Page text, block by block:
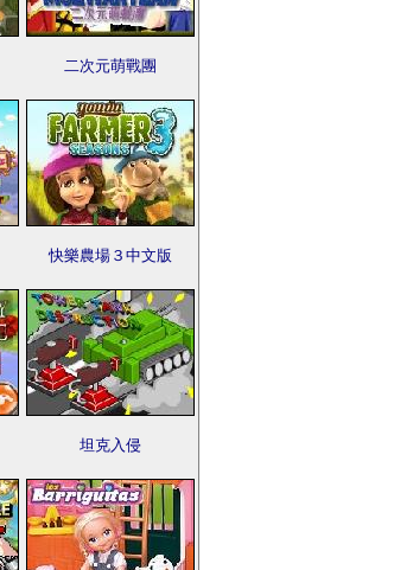
二次元萌戰團
快樂農場３中文版
坦克入侵